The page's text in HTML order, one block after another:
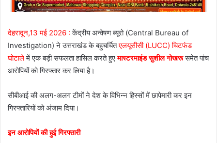
देहरादून,13 मई 2026 : केंद्रीय अन्वेषण ब्यूरो (Central Bureau of
Investigation) ने उत्तराखंड के बहुचर्चितएलयूसीसी (LUCC) चिटफंड
घोटालेमें एक बड़ी सफलता हासिल करते हुएमास्टरमाइंड सुशील गोखरूसमेत पांच
आरोपियों को गिरफ्तार कर लिया है।
सीबीआई की अलग-अलग टीमों ने देश के विभिन्न हिस्सों में छापेमारी कर इन
गिरफ्तारियों को अंजाम दिया।
इन आरोपियों की हुई गिरफ्तारी